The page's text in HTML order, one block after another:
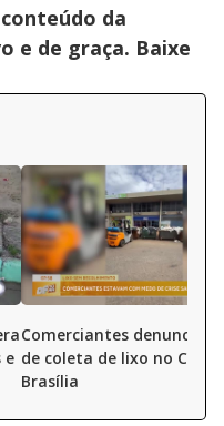
da
e de graça. Baixe
e
Comerciantes
de coleta de lixo no
Brasília